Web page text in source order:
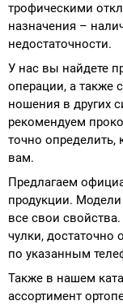
трофическими
назначения –
недостаточности.
У нас вы найдете
операции, а также
ношения в других
рекомендуем
точно определить,
вам.
Предлагаем
продукции.
все свои
чулки, достаточно
по указанным
Также в нашем
ассортимент